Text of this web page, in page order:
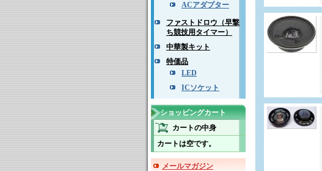
ACアダプター
ファストドロウ（早撃
ち競技用タイマー）
中華製キット
特価品
LED
ICソケット
ショッピングカート
カートの中身
カートは空です。
メールマガジン